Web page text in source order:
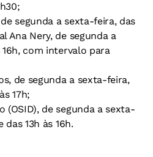
segunda a sexta-feira, das
Ana Nery, de segunda a
com intervalo para
de segunda a sexta-feira,
17h;
(OSID), de segunda a sexta-
das 13h às 16h.